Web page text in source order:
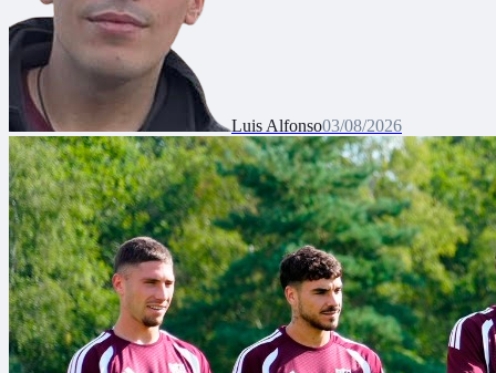
Luis Alfonso03/08/2026